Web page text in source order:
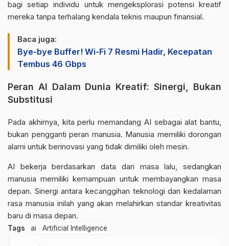
bagi setiap individu untuk mengeksplorasi potensi kreatif
mereka tanpa terhalang kendala teknis maupun finansial.
Baca juga:
Bye-bye Buffer! Wi-Fi 7 Resmi Hadir, Kecepatan
Tembus 46 Gbps
Peran AI Dalam Dunia Kreatif: Sinergi, Bukan
Substitusi
Pada akhirnya, kita perlu memandang AI sebagai alat bantu,
bukan pengganti peran manusia. Manusia memiliki dorongan
alami untuk berinovasi yang tidak dimiliki oleh mesin.
AI bekerja berdasarkan data dari masa lalu, sedangkan
manusia memiliki kemampuan untuk membayangkan masa
depan. Sinergi antara kecanggihan teknologi dan kedalaman
rasa manusia inilah yang akan melahirkan standar kreativitas
baru di masa depan.
Tags ai Artificial Intelligence